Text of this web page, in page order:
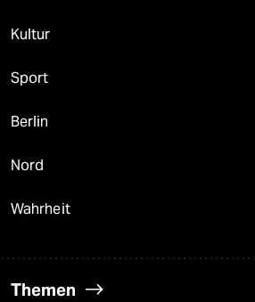
Kultur
Sport
Berlin
Nord
Wahrheit
Themen